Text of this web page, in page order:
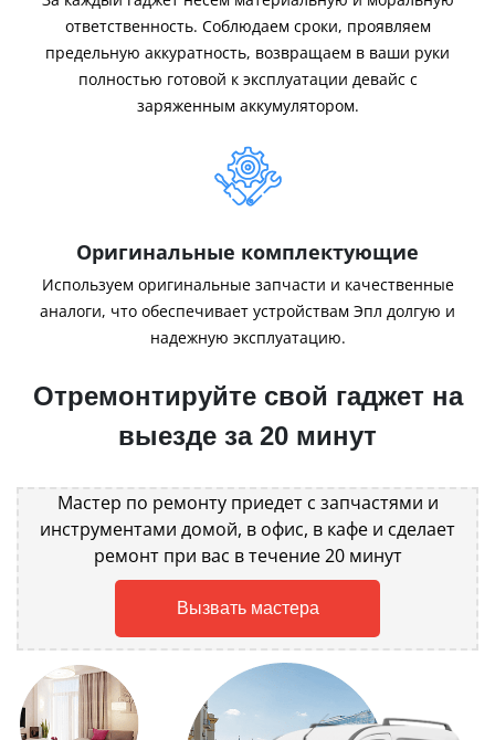
ответственность. Соблюдаем сроки, проявляем
предельную аккуратность, возвращаем в ваши руки
полностью готовой к эксплуатации девайс с
заряженным аккумулятором.
Оригинальные комплектующие
Используем оригинальные запчасти и качественные
аналоги, что обеспечивает устройствам Эпл долгую и
надежную эксплуатацию.
Отремонтируйте свой гаджет на
выезде за 20 минут
Мастер по ремонту приедет с запчастями и
инструментами домой, в офис, в кафе и сделает
ремонт при вас в течение 20 минут
Вызвать мастера